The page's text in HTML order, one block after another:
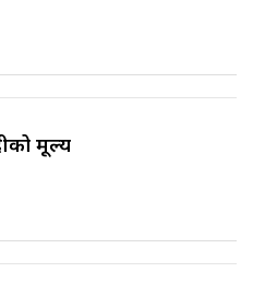
मूल्य